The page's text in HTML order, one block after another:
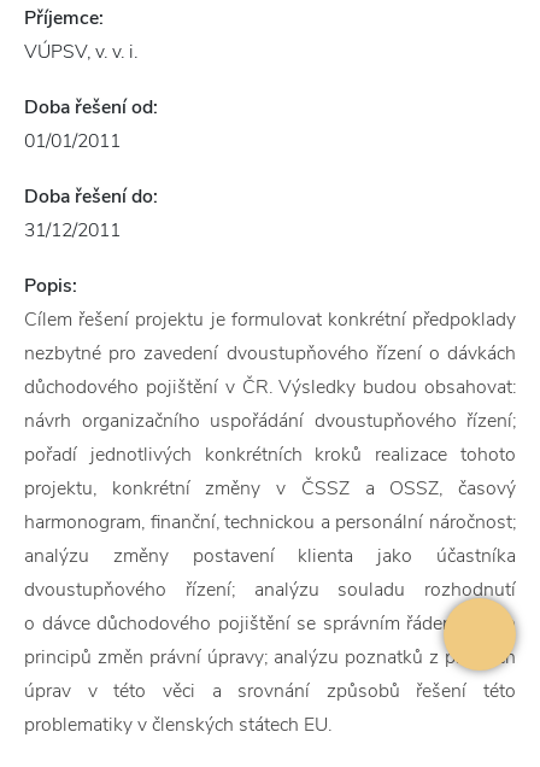
Příjemce:
VÚPSV, v. v. i.
Doba řešení od:
01/01/2011
Doba řešení do:
31/12/2011
Popis:
Cílem řešení projektu je formulovat konkrétní předpoklady
nezbytné pro zavedení dvoustupňového řízení o dávkách
důchodového pojištění v ČR. Výsledky budou obsahovat:
návrh organizačního uspořádání dvoustupňového řízení;
pořadí jednotlivých konkrétních kroků realizace tohoto
projektu, konkrétní změny v ČSSZ a OSSZ, časový
harmonogram, finanční, technickou a personální náročnost;
analýzu změny postavení klienta jako účastníka
dvoustupňového řízení; analýzu souladu rozhodnutí
o dávce důchodového pojištění se správním řádem; návrh
principů změn právní úpravy; analýzu poznatků z právních
úprav v této věci a srovnání způsobů řešení této
problematiky v členských státech EU.